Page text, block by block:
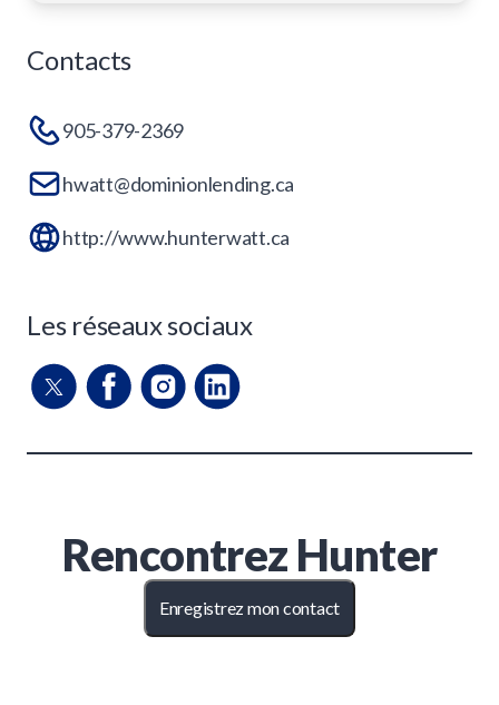
Contacts
905-379-2369
hwatt@dominionlending.ca
http://www.hunterwatt.ca
Les réseaux sociaux
Rencontrez Hunter
Enregistrez mon contact